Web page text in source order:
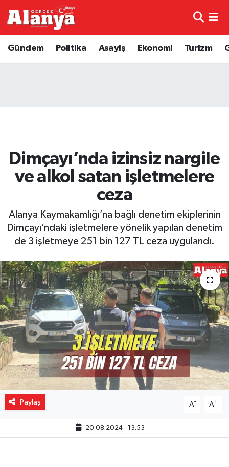
Gündem Politika Asayiş Ekonomi Turizm
Dimçayı’nda izinsiz nargile
ve alkol satan işletmelere
ceza
Alanya Kaymakamlığı’na bağlı denetim ekiplerinin
Dimçayı’ndaki işletmelere yönelik yapılan denetim
de 3 işletmeye 251 bin 127 TL ceza uygulandı.
Paylaş A- A+
20.08.2024 - 13:53
Genel
Diğer
Ekonomi
Gizlilik İlkeleri - Privacy Policy
Güncel
Gündem
Politika
Spor
Turizm
Trafik Durumu
Haber Arşivi